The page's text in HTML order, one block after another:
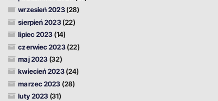
wrzesień 2023(28)
sierpień 2023(22)
lipiec 2023 (14)
czerwiec 2023(22)
maj 2023 (32)
kwiecień 2023(24)
marzec 2023 (28)
luty 2023 (31)